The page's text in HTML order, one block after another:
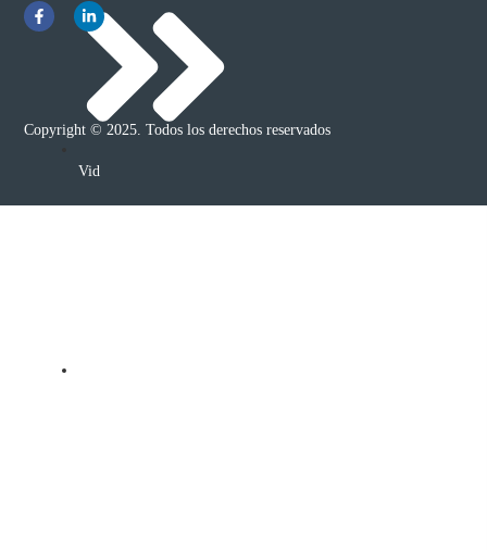
Vid
Copyright © 2025. Todos los derechos reservados